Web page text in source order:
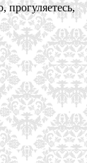
прогуляетесь,